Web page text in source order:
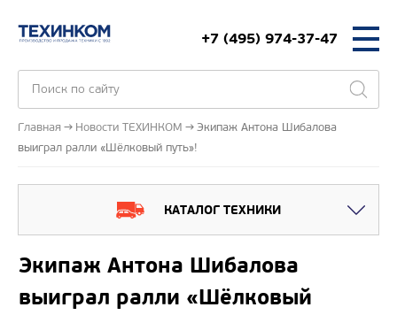
+7 (495) 974-37-47
Главная Новости ТЕХИНКОМ
Экипаж Антона Шибалова
выиграл ралли «Шёлковый путь»!
КАТАЛОГ ТЕХНИКИ
Экипаж Антона Шибалова
выиграл ралли «Шёлковый